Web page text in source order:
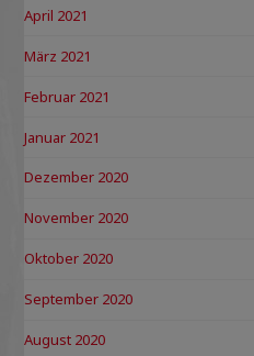
April 2021
März 2021
Februar 2021
Januar 2021
Dezember 2020
November 2020
Oktober 2020
September 2020
August 2020